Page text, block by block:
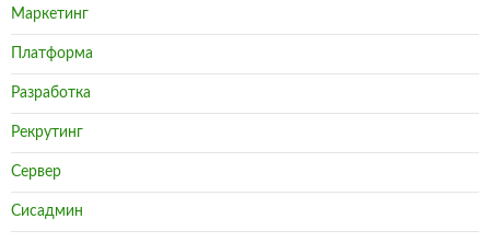
Маркетинг
Платформа
Разработка
Рекрутинг
Сервер
Сисадмин